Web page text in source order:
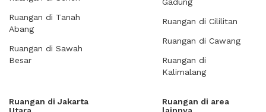
Ruangan di Tanah
Abang
Ruangan di Sawah
Besar
Ruangan di Cililitan
Ruangan di Cawang
Ruangan di
Kalimalang
Ruangan di Jakarta
Ruangan di area